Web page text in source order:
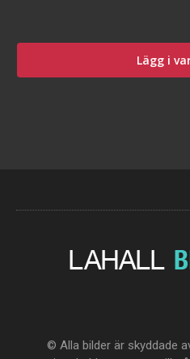
Lägg i
© Alla bilder är skyddade